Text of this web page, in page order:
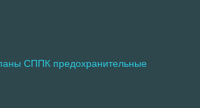
СППК предохранительные